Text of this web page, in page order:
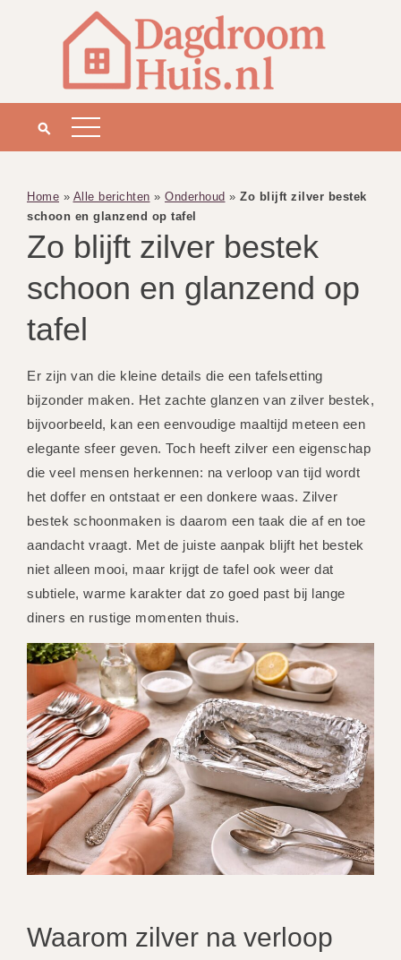
Home » Alle berichten » Onderhoud » Zo blijft zilver bestek
schoon en glanzend op tafel
Zo blijft zilver bestek
schoon en glanzend op
tafel
Er zijn van die kleine details die een tafelsetting
bijzonder maken. Het zachte glanzen van zilver bestek,
bijvoorbeeld, kan een eenvoudige maaltijd meteen een
elegante sfeer geven. Toch heeft zilver een eigenschap
die veel mensen herkennen: na verloop van tijd wordt
het doffer en ontstaat er een donkere waas. Zilver
bestek schoonmaken is daarom een taak die af en toe
aandacht vraagt. Met de juiste aanpak blijft het bestek
niet alleen mooi, maar krijgt de tafel ook weer dat
subtiele, warme karakter dat zo goed past bij lange
diners en rustige momenten thuis.
Waarom zilver na verloop